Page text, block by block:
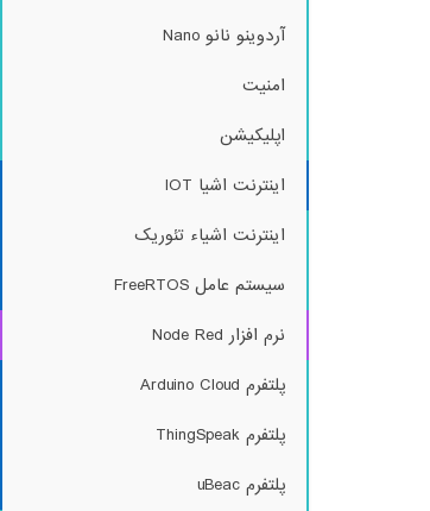
آردوینو نانو Nano
امنیت
اپلیکیشن
اینترنت اشیا IOT
اینترنت اشیاء تئوریک
سیستم عامل FreeRTOS
نرم افزار Node Red
پلتفرم Arduino Cloud
پلتفرم ThingSpeak
پلتفرم uBeac